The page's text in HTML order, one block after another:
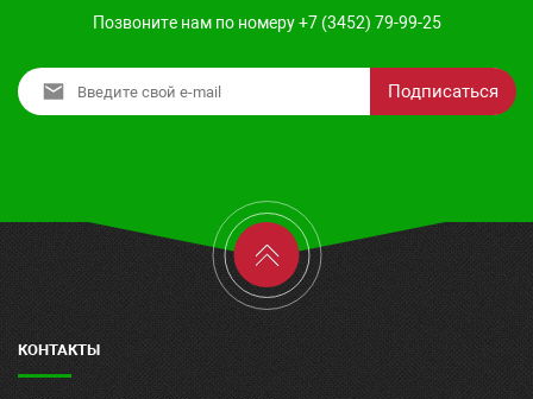
Позвоните нам по номеру +7 (3452) 79-99-25
Подписаться
КОНТАКТЫ